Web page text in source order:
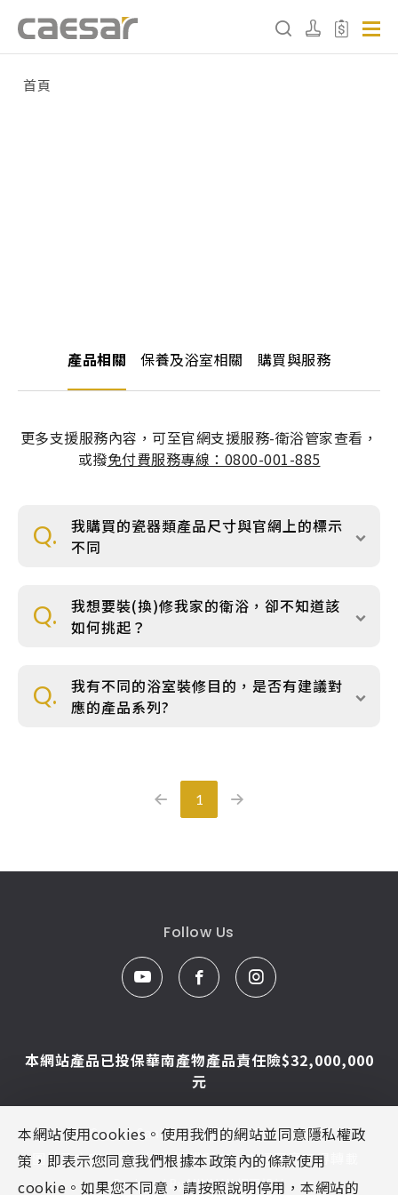
搜尋產品
首頁
產品相關 保養及浴室相關 購買與服務
更多支援服務內容，可至官網支援服務-衛浴管家查看，
或撥免付費服務專線：0800-001-885
Q.
我購買的瓷器類產品尺寸與官網上的標示
不同
Q.
我想要裝(換)修我家的衛浴，卻不知道該
如何挑起？
Q.
我有不同的浴室裝修目的，是否有建議對
應的產品系列?
1
Follow Us
本網站產品已投保華南產物產品責任險$32,000,000
元
© Caesar Sanitar. All Rights Reserved.
圖片及文字為凱撒衛浴版權所有，未經同意不得轉載
Designed ByMINMAX 網頁設計
本網站使用cookies。使用我們的網站並同意隱私權政
策，即表示您同意我們根據本政策內的條款使用
cookie。如果您不同意，請按照說明停用，本網站的